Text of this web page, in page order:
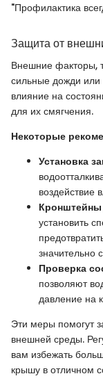
"Профилактика
Защита от
Внешние факторы,
сильные дожди или
влияние на
для их смягчения.
Некоторые
Установка
воздействие
Кронштейны
установить
значительно
Проверка
позволяют
давление на
Эти меры помогут
внешней среды.
вам избежать
крышу в отличном